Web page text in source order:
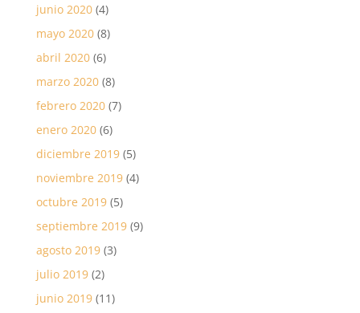
junio 2020(4)
mayo 2020(8)
abril 2020(6)
marzo 2020(8)
febrero 2020(7)
enero 2020(6)
diciembre 2019(5)
noviembre 2019(4)
octubre 2019(5)
septiembre 2019(9)
agosto 2019(3)
julio 2019(2)
junio 2019(11)